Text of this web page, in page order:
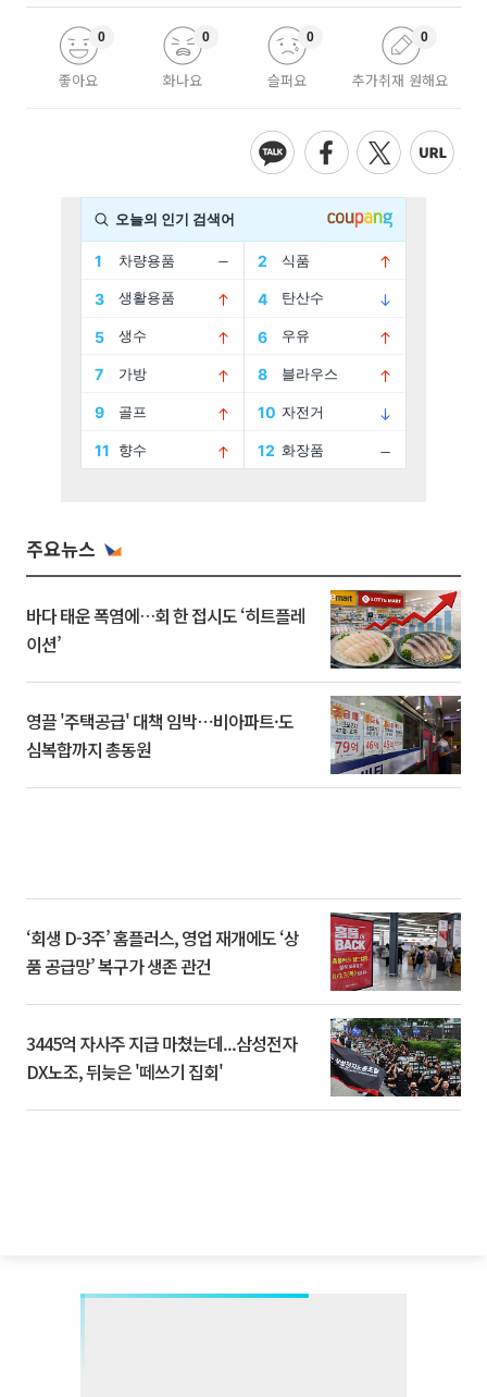
좋아요
0
화나요
0
슬퍼요
0
추가취재 원해요
0
주요뉴스
바다 태운 폭염에…회 한 접시도 ‘히트플레
이션’
영끌 '주택공급' 대책 임박⋯비아파트·도
심복합까지 총동원
‘회생 D-3주’ 홈플러스, 영업 재개에도 ‘상
품 공급망’ 복구가 생존 관건
3445억 자사주 지급 마쳤는데...삼성전자
DX노조, 뒤늦은 '떼쓰기 집회'